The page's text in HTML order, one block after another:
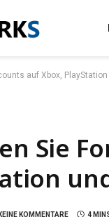
auf Xbox,
Sie
KEINE KOMMENTARE 4